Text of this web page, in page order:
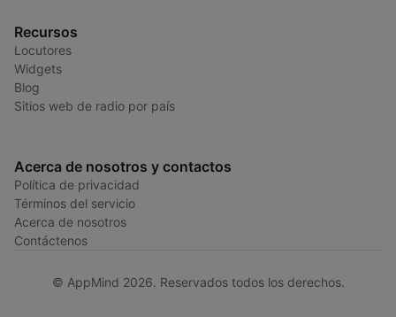
Recursos
Locutores
Widgets
Blog
Sitios web de radio por país
Acerca de nosotros y contactos
Política de privacidad
Términos del servicio
Acerca de nosotros
Contáctenos
© AppMind 2026. Reservados todos los derechos.